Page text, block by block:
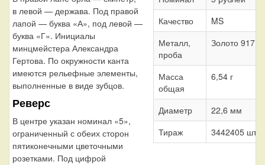
в левой — держава. Под правой
лапой — буква «А», под левой —
буква «Г». Инициалы
минцмейстера Александра
Гертова. По окружности канта
имеются рельефные элементы,
выполненные в виде зубцов.
Реверс
В центре указан номинал «5»,
ограниченный с обеих сторон
пятиконечными цветочными
розетками. Под цифрой
Качество
MS
Металл,
проба
Золото 917
Масса
общая
6,54 г
Диаметр
22,6 мм
Тираж
3442405 шт.